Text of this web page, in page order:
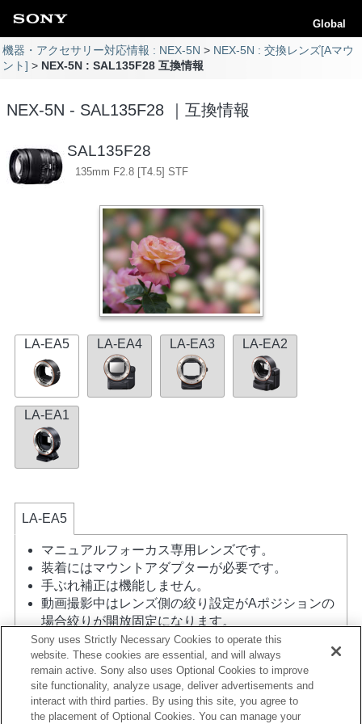
Global
機器・アクセサリー対応情報 : NEX-5N
NEX-5N : 交換レンズ[Aマウ
ント]
NEX-5N : SAL135F28 互換情報
NEX-5N - SAL135F28 ｜互換情報
SAL135F28
135mm F2.8 [T4.5] STF
LA-EA5 LA-EA4 LA-EA3 LA-EA2
LA-EA1
LA-EA5
マニュアルフォーカス専用レンズです。
装着にはマウントアダプターが必要です。
手ぶれ補正は機能しません。
動画撮影中はレンズ側の絞り設定がAポジションの
場合絞りが開放固定になります。
マイフォトスタイルは機能しません。
レンズ補正機能には対応していません。
マウントアダプターを使用して「Aマウントレン
ズ」を装着した場合には、ピントリングを回しても
MFアシスト機能は自動的には起動しません。 「カ
Sony uses Strictly Necessary Cookies to operate this
website. These cookies are essential, and will always
remain active. Sony also uses Optional Cookies to improve
site functionality, analyze usage, deliver advertisements and
interact with third parties. By using this site, you agree to
the placement of Optional Cookies. You can manage your